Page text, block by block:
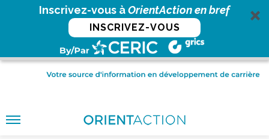
Inscrivez-vous àOrientAction en bref
INSCRIVEZ-VOUS